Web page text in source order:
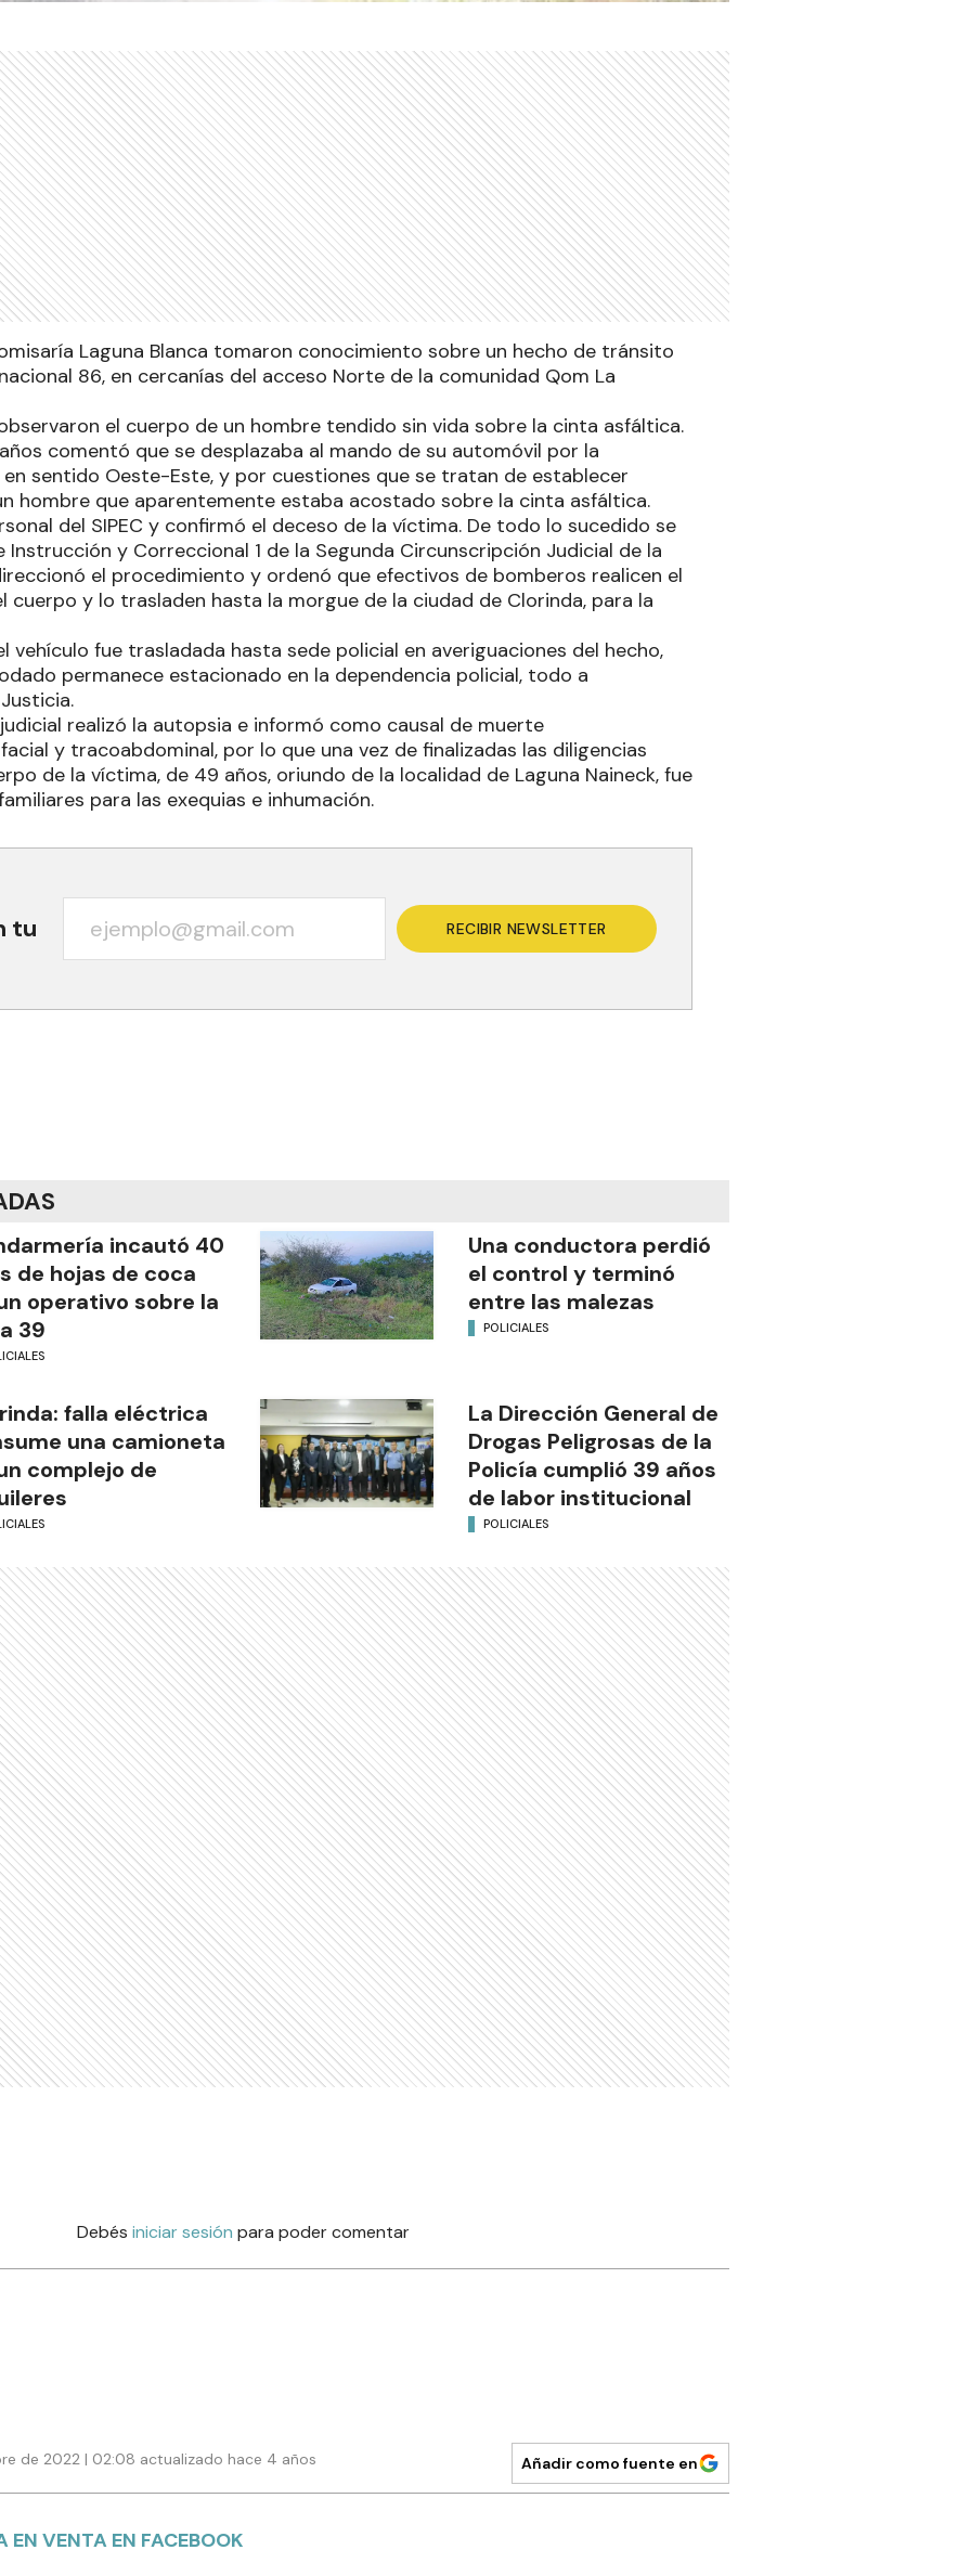
Laguna Blanca tomaron conocimiento sobre un hecho de tránsito
86, en cercanías del acceso Norte de la comunidad Qom La
el cuerpo de un hombre tendido sin vida sobre la cinta asfáltica.
comentó que se desplazaba al mando de su automóvil por la
sentido Oeste-Este, y por cuestiones que se tratan de establecer
hombre que aparentemente estaba acostado sobre la cinta asfáltica.
del SIPEC y confirmó el deceso de la víctima. De todo lo sucedido se
Instrucción y Correccional 1 de la Segunda Circunscripción Judicial de la
el procedimiento y ordenó que efectivos de bomberos realicen el
cuerpo y lo trasladen hasta la morgue de la ciudad de Clorinda, para la
vehículo fue trasladada hasta sede policial en averiguaciones del hecho,
permanece estacionado en la dependencia policial, todo a
realizó la autopsia e informó como causal de muerte
y tracoabdominal, por lo que una vez de finalizadas las diligencias
de la víctima, de 49 años, oriundo de la localidad de Laguna Naineck, fue
para las exequias e inhumación.
tu RECIBIR NEWSLETTER
incautó 40
de hojas de coca
operativo sobre la
39
Una conductora perdió
el control y terminó
entre las malezas
POLICIALES
falla eléctrica
una camioneta
complejo de
La Dirección General de
Drogas Peligrosas de la
Policía cumplió 39 años
de labor institucional
POLICIALES
Debés iniciar sesión para poder comentar
de 2022 | 02:08 actualizado hace 4 años Añadir como fuente en
VENTA EN FACEBOOK